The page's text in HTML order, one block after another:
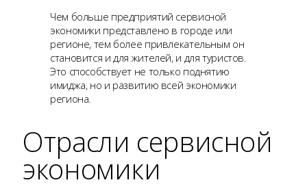
Чем больше предприятий сервисной
экономики представлено в городе или
регионе, тем более привлекательным он
становится и для жителей, и для туристов.
Это способствует не только поднятию
имиджа, но и развитию всей экономики
региона.
Отрасли сервисной
экономики